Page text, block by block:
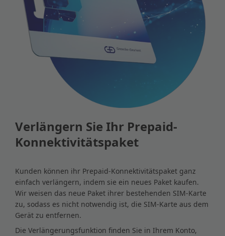
Verlängern Sie Ihr Prepaid-
Konnektivitätspaket
Kunden können ihr Prepaid-Konnektivitätspaket ganz
einfach verlängern, indem sie ein neues Paket kaufen.
Wir weisen das neue Paket ihrer bestehenden SIM-Karte
zu, sodass es nicht notwendig ist, die SIM-Karte aus dem
Gerät zu entfernen.
Die Verlängerungsfunktion finden Sie in Ihrem Konto,